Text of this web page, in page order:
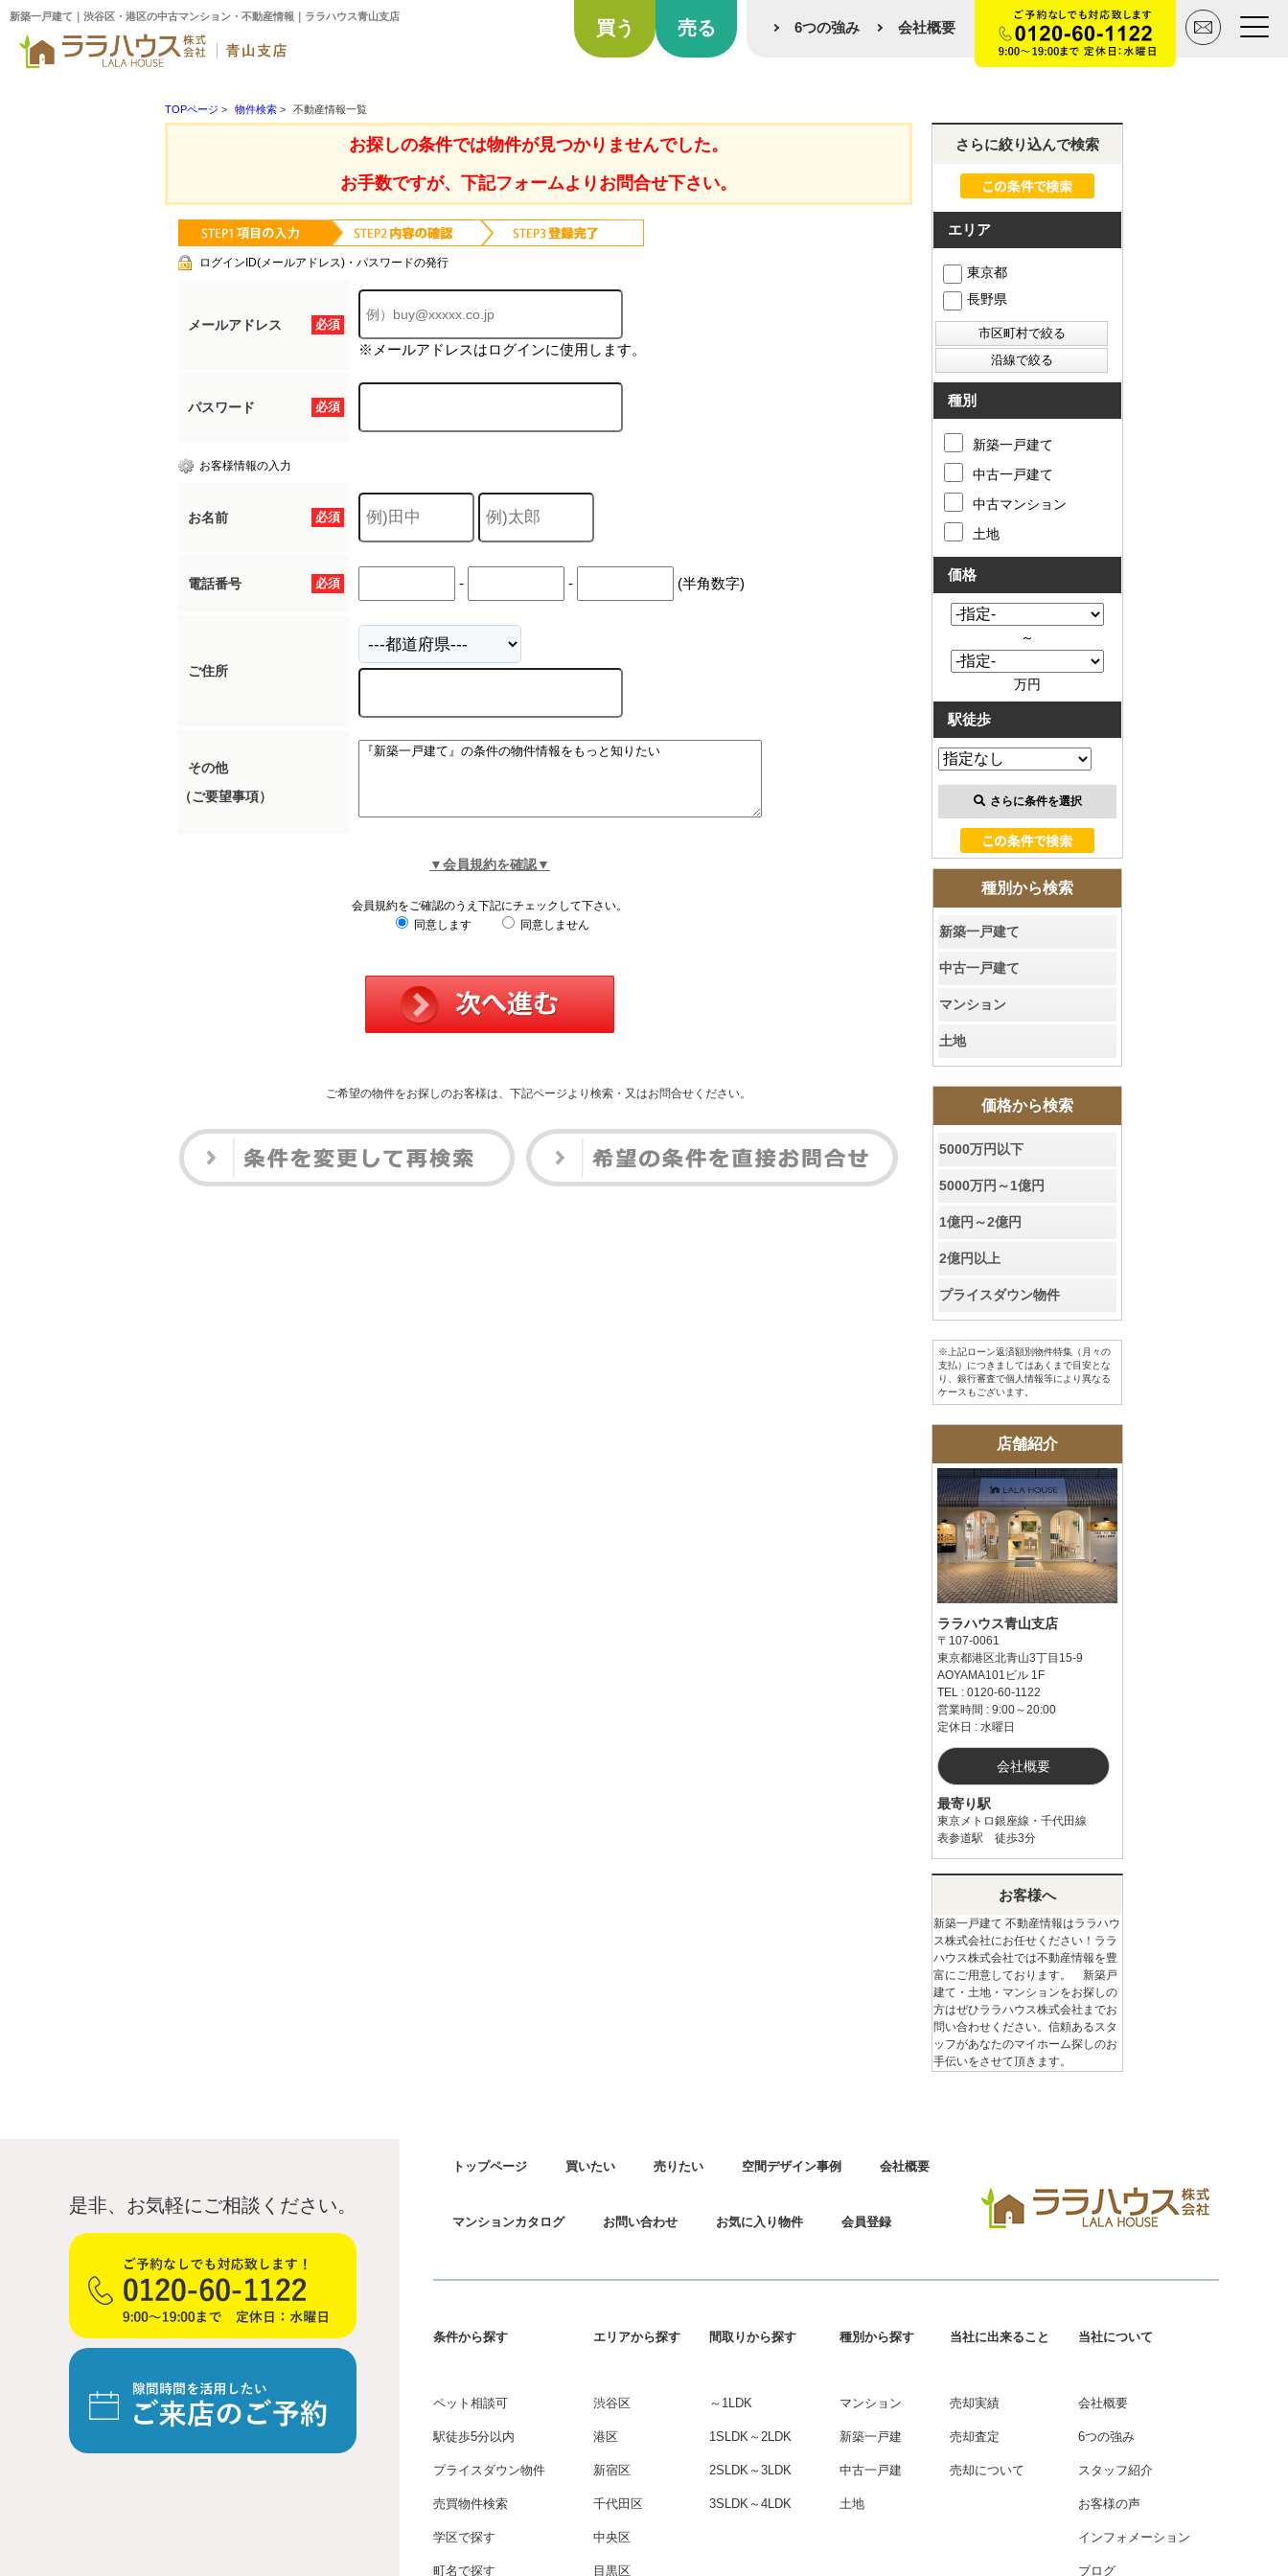
新築一戸建て｜渋谷区・港区の中古マンション・不動産情報｜ララハウス青山支店
買う 売る 6つの強み 会社概要
マンションカタログ
会社概要
スタッフ紹介
お客様の声
お問い合わせ
来店予約
お気に入り物件
会員登録
ログイン
TOPページ > 物件検索 > 不動産情報一覧
お探しの条件では物件が見つかりませんでした。
お手数ですが、下記フォームよりお問合せ下さい。
ログインID(メールアドレス)・パスワードの発行
必須
メールアドレス
※メールアドレスはログインに使用します。
必須
パスワード
お客様情報の入力
必須
お名前
必須
電話番号 - - (半角数字)
ご住所
その他
（ご要望事項）
▼会員規約を確認▼
会員規約をご確認のうえ下記にチェックして下さい。
同意します
同意しません
ご希望の物件をお探しのお客様は、下記ページより検索・又はお問合せください。
さらに絞り込んで検索
エリア
東京都
長野県
種別
新築一戸建て
中古一戸建て
中古マンション
土地
価格
～
万円
駅徒歩
さらに条件を選択
種別から検索
新築一戸建て
中古一戸建て
マンション
土地
価格から検索
5000万円以下
5000万円～1億円
1億円～2億円
2億円以上
プライスダウン物件
※上記ローン返済額別物件特集（月々の
支払）につきましてはあくまで目安とな
り、銀行審査で個人情報等により異なる
ケースもございます。
店舗紹介
ララハウス青山支店
〒107-0061
東京都港区北青山3丁目15-9
AOYAMA101ビル 1F
TEL : 0120-60-1122
営業時間 : 9:00～20:00
定休日 : 水曜日
会社概要
最寄り駅
東京メトロ銀座線・千代田線
表参道駅 徒歩3分
お客様へ
新築一戸建て 不動産情報はララハウ
ス株式会社にお任せください！ララ
ハウス株式会社では不動産情報を豊
富にご用意しております。 新築戸
建て・土地・マンションをお探しの
方はぜひララハウス株式会社までお
問い合わせください。信頼あるスタ
ッフがあなたのマイホーム探しのお
手伝いをさせて頂きます。
是非、お気軽にご相談ください。
トップページ 買いたい 売りたい 空間デザイン事例 会社概要
マンションカタログ お問い合わせ お気に入り物件 会員登録
条件から探す
ペット相談可
駅徒歩5分以内
プライスダウン物件
売買物件検索
学区で探す
町名で探す
エリアから探す
渋谷区
港区
新宿区
千代田区
中央区
目黒区
間取りから探す
～1LDK
1SLDK～2LDK
2SLDK～3LDK
3SLDK～4LDK
種別から探す
マンション
新築一戸建
中古一戸建
土地
当社に出来ること
売却実績
売却査定
売却について
当社について
会社概要
6つの強み
スタッフ紹介
お客様の声
インフォメーション
ブログ